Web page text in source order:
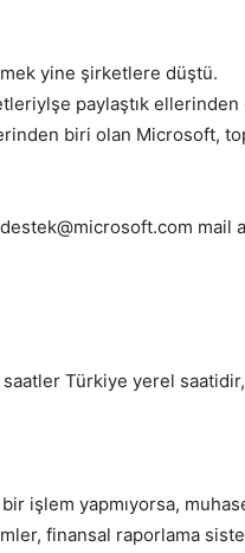
yine şirketlere düştü.
paylaştık ellerinden
biri olan Microsoft,
mail
Türkiye yerel
bir işlem yapmıyorsa,
finansal raporlama